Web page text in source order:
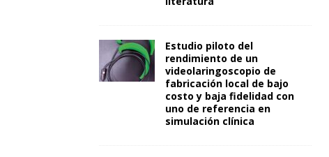
Estudio piloto del
rendimiento de un
videolaringoscopio de
fabricación local de bajo
costo y baja fidelidad con
uno de referencia en
simulación clínica